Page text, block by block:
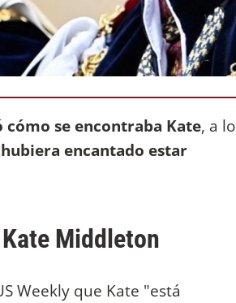
cómo se encontraba Kate, a lo
encantado estar
Middleton
Weekly que Kate "está